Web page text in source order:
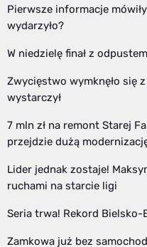
Pierwsze informacje
wydarzyło?
W niedzielę finał z
Zwycięstwo wymknęło się
wystarczył
7 mln zł na remont Starej
przejdzie dużą
Lider jednak zostaje!
ruchami na starcie ligi
Seria trwa! Rekord Bielsko-
Zamkowa już bez